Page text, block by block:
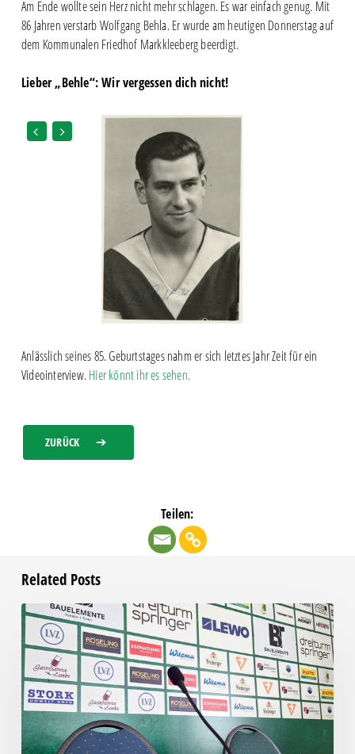
Am Ende wollte sein Herz nicht mehr schlagen. Es war einfach genug. Mit
86 Jahren verstarb Wolfgang Behla. Er wurde am heutigen Donnerstag auf
dem Kommunalen Friedhof Markkleeberg beerdigt.
Lieber „Behle“: Wir vergessen dich nicht!
Anlässlich seines 85. Geburtstages nahm er sich letztes Jahr Zeit für ein
Videointerview.Hier könnt ihr es sehen.
ZURÜCK
Teilen:
Related Posts
Pressegespräch
RSV
Eintracht
1949
–
Chemie